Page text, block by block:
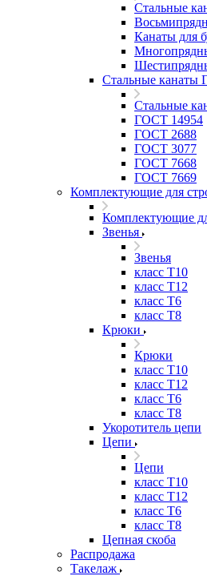
Стальные
Канаты для
Стальные канаты
Стальные
ГОСТ 14954
ГОСТ 2688
ГОСТ 3077
ГОСТ 7668
ГОСТ 7669
Комплектующие для
Комплектующие
Звенья
Звенья
класс Т10
класс Т12
класс Т6
класс Т8
Крюки
Крюки
класс Т10
класс Т12
класс Т6
класс Т8
Укоротитель цепи
Цепи
Цепи
класс Т10
класс Т12
класс Т6
класс Т8
Цепная скоба
Распродажа
Такелаж